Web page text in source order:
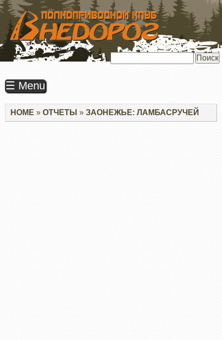
ПЕРЕЙТИ
ОСНОВНОМУ
СОДЕРЖАНИЮ
☰ Menu
Строка
навигации
HOME ОТЧЕТЫ ЗАОНЕЖЬЕ: ЛАМБАСРУЧЕЙ